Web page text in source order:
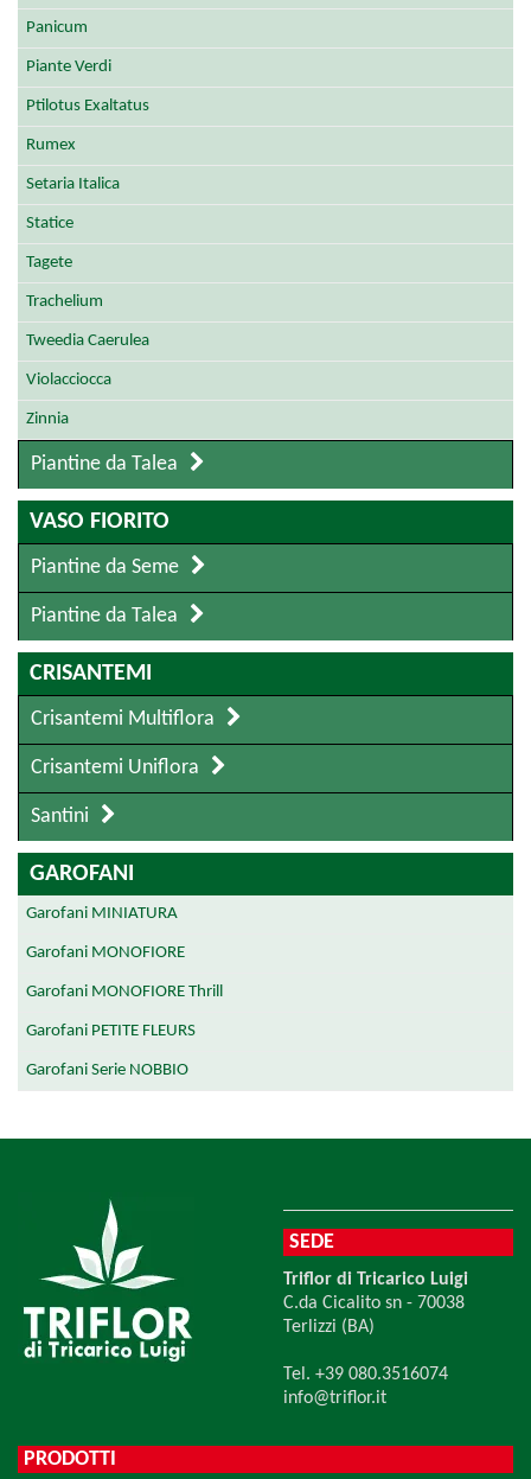
Panicum
Piante Verdi
Ptilotus Exaltatus
Rumex
Setaria Italica
Statice
Tagete
Trachelium
Tweedia Caerulea
Violacciocca
Zinnia
Piantine da Talea
VASO FIORITO
Piantine da Seme
Piantine da Talea
CRISANTEMI
Crisantemi Multiflora
Crisantemi Uniflora
Santini
GAROFANI
Garofani MINIATURA
Garofani MONOFIORE
Garofani MONOFIORE Thrill
Garofani PETITE FLEURS
Garofani Serie NOBBIO
SEDE
Triflor di Tricarico Luigi
C.da Cicalito sn - 70038
Terlizzi (BA)
Tel. +39 080.3516074
info@triflor.it
PRODOTTI